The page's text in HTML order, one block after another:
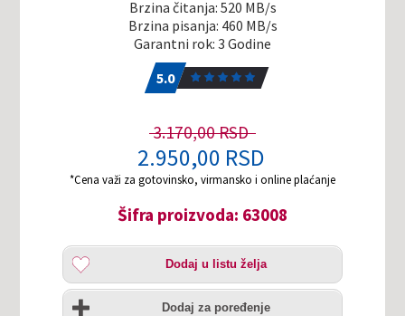
Brzina čitanja: 520 MB/s
Brzina pisanja: 460 MB/s
Garantni rok: 3 Godine
5.0
3.170,00 RSD
2.950,00 RSD
*Cena važi za gotovinsko, virmansko i online plaćanje
Šifra proizvoda: 63008
Dodaj
listu
želja
Dodaj u listu želja
Uporedi
Dodaj za poređenje